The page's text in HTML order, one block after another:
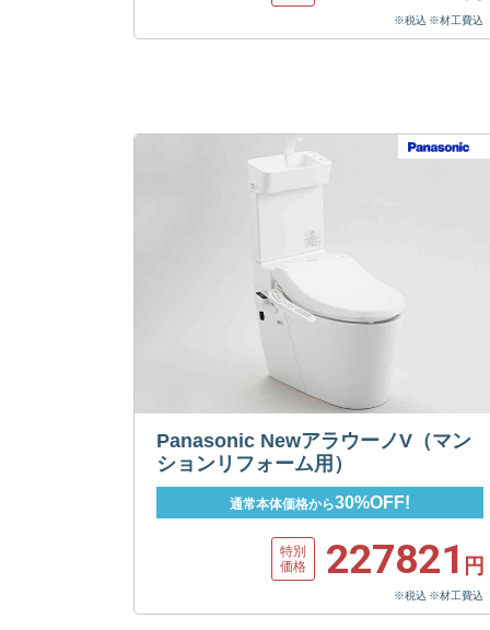
※税込 ※材工費込
Panasonic NewアラウーノV（マン
ションリフォーム用）
通常本体価格から30%OFF!
特別
価格
227821 円
※税込 ※材工費込